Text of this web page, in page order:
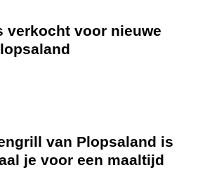
verkocht voor nieuwe
van Plopsaland is
je voor een maaltijd